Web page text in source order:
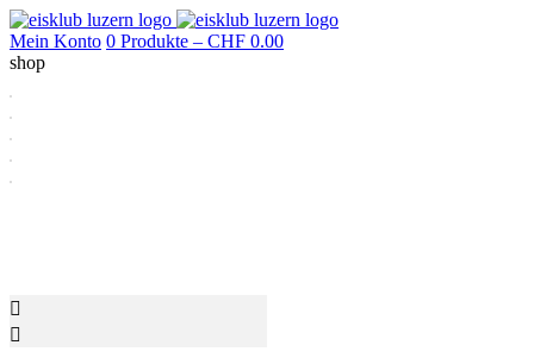
Mein Konto 0 Produkte – CHF 0.00
shop